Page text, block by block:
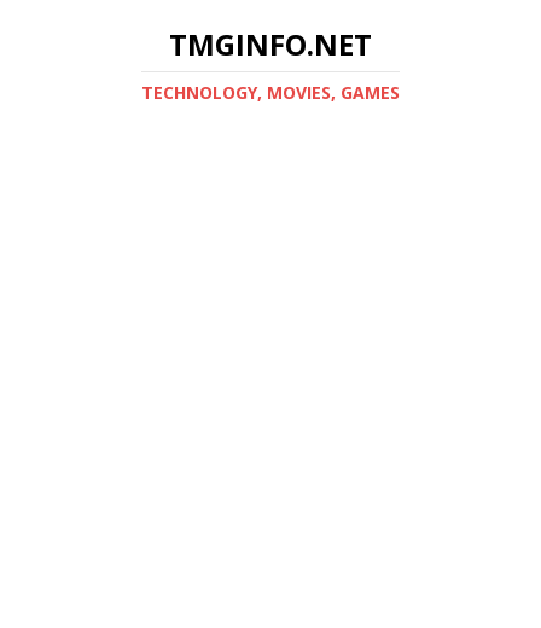
TMGINFO.NET
ТECHNOLOGY, MOVIES, GAMES